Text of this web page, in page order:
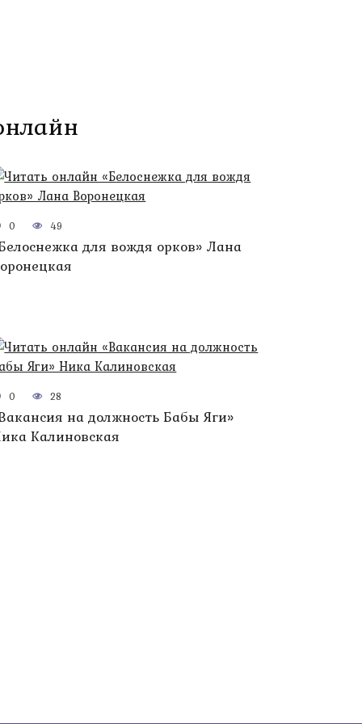
0 49
для вождя орков» Лана
0 28
на должность Бабы Яги»
Калиновская